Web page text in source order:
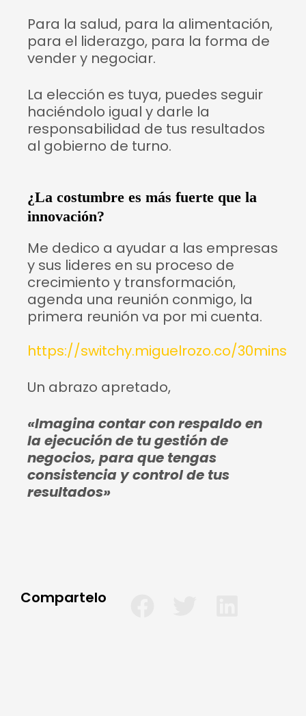
Para la salud, para la alimentación,
para el liderazgo, para la forma de
vender y negociar.
La elección es tuya, puedes seguir
haciéndolo igual y darle la
responsabilidad de tus resultados
al gobierno de turno.
¿La costumbre es más fuerte que la
innovación?
Me dedico a ayudar a las empresas
y sus lideres en su proceso de
crecimiento y transformación,
agenda una reunión conmigo, la
primera reunión va por mi cuenta.
https://switchy.miguelrozo.co/30mins
Un abrazo apretado,
«Imagina contar con respaldo en
la ejecución de tu gestión de
negocios, para que tengas
consistencia y control de tus
resultados»
Compartelo